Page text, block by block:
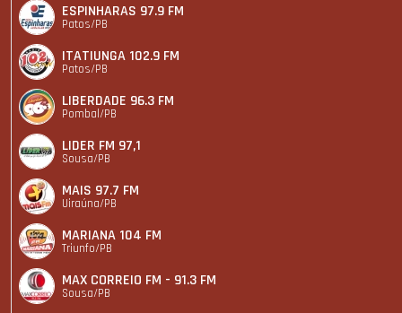
ESPINHARAS 97.9 FM
Patos/PB
ITATIUNGA 102.9 FM
Patos/PB
LIBERDADE 96.3 FM
Pombal/PB
LIDER FM 97,1
Sousa/PB
MAIS 97.7 FM
Uiraúna/PB
MARIANA 104 FM
Triunfo/PB
MAX CORREIO FM - 91.3 FM
Sousa/PB